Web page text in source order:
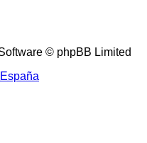
© phpBB Limited